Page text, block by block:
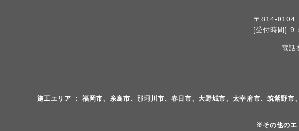
〒814-0104
[受付時間] 9
電話
施工エリア ： 福岡市、糸島市、那珂川市、春日市、大野城市、太宰府市、筑紫野
※その他のエ